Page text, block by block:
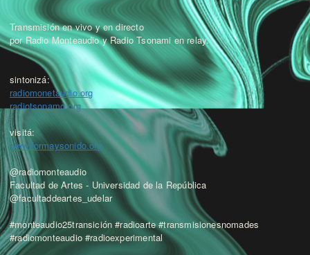
Transmisión en vivo y en directo
por Radio Monteaudio y Radio Tsonami en relay.
sintonizá:
radiomonetaudio.org
radiotsonamo.org
visitá:
www.formaysonido.org
@radiomonteaudio
Facultad de Artes - Universidad de la República
@facultaddeartes_udelar
#monteaudio25transición #radioarte #transmisionesnomades
#radiomonteaudio #radioexperimental